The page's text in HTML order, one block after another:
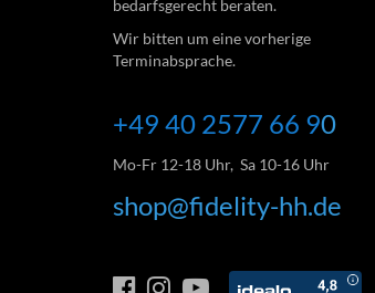
bedarfsgerecht beraten.
Wir bitten um eine vorherige
Terminabsprache.
+49 40 2577 66 90
Mo-Fr 12-18 Uhr, Sa 10-16 Uhr
shop@fidelity-hh.de